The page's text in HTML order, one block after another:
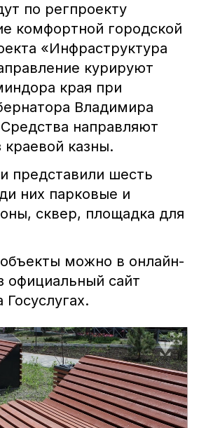
по регпроекту
комфортной городской
«Инфраструктура
курируют
края при
Владимира
направляют
казны.
представили шесть
них парковые и
сквер, площадка для
объекты можно в онлайн-
официальный сайт
Госуслугах.